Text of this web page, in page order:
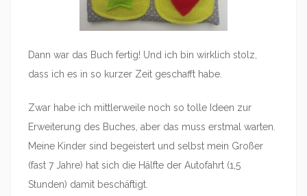
Dann war das Buch fertig! Und ich bin wirklich stolz,
dass ich es in so kurzer Zeit geschafft habe.
Zwar habe ich mittlerweile noch so tolle Ideen zur
Erweiterung des Buches, aber das muss erstmal warten.
Meine Kinder sind begeistert und selbst mein Großer
(fast 7 Jahre) hat sich die Hälfte der Autofahrt (1,5
Stunden) damit beschäftigt.